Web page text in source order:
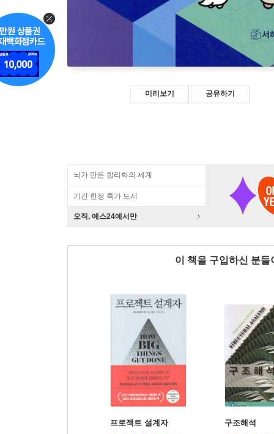
미리보기 공유하기
뇌가 만든 합리화의 세계
기간 한정 특가 도서
오직, 예스24에서만
이 책을 구입하신 분
프로젝트 설계자 구조해석